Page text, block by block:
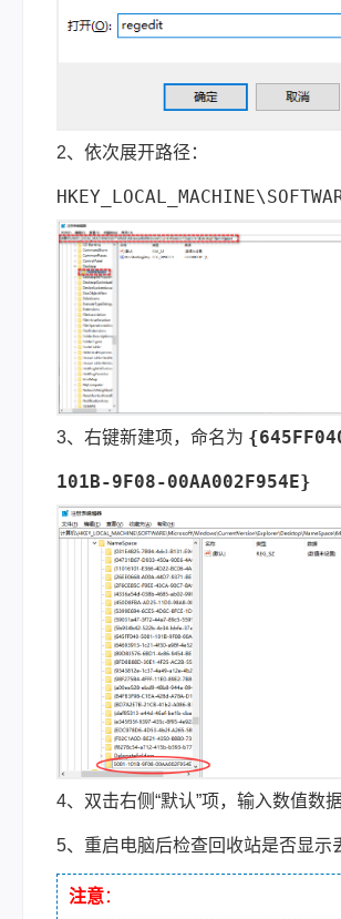
2、依次展开路径：
3、右键新建项，命名为
101B-9F08-00AA002F954E}
4、双击右侧“默认”项，输入数值数
5、重启电脑后检查回收站是否显示
注意：